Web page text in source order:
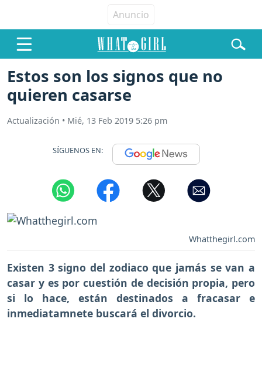
Estos son los signos que no
quieren casarse
Actualización • Mié, 13 Feb 2019 5:26 pm
SÍGUENOS EN:
Whatthegirl.com
Existen 3 signo del zodiaco que jamás se van a
casar y es por cuestión de decisión propia, pero
si lo hace, están destinados a fracasar e
inmediatamnete buscará el divorcio.